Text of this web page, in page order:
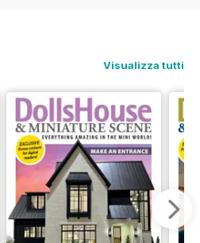
Visualizza tutti